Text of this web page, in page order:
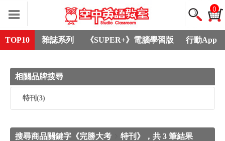
0
TOP10 雜誌系列 《SUPER+》電腦學習版 行動App
相關品牌搜尋
特刊 (3)
搜尋商品關鍵字《完勝大考 特刊》，共 3 筆結果